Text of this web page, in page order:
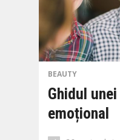
BEAUTY
Ghidul
emoțional